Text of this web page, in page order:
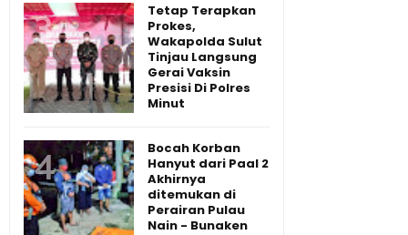
Tetap Terapkan
Prokes,
Wakapolda Sulut
Tinjau Langsung
Gerai Vaksin
Presisi Di Polres
Minut
Bocah Korban
Hanyut dari Paal 2
Akhirnya
ditemukan di
Perairan Pulau
Nain - Bunaken